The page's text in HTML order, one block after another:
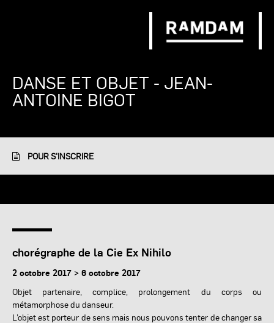
DANSE ET OBJET - JEAN-
ANTOINE BIGOT
POUR S'INSCRIRE
chorégraphe de la Cie Ex Nihilo
2 octobre 2017 > 6 octobre 2017
Objet partenaire, complice, prolongement du corps ou
métamorphose du danseur.
L’objet est porteur de sens mais nous pouvons tenter de changer sa